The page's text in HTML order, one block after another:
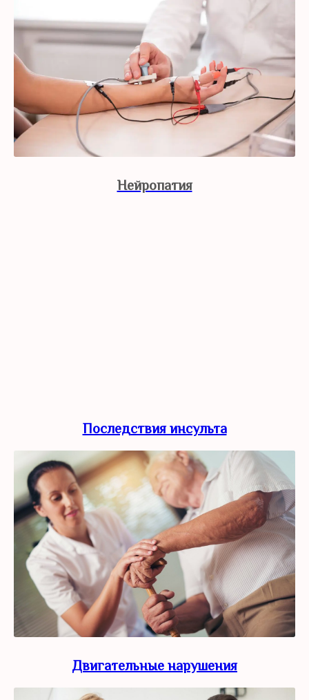
Нейропатия
Последствия инсульта
Двигательные нарушения